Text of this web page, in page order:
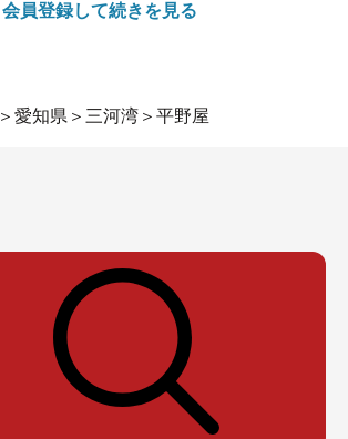
会員登録して続きを見る
＞ 愛知県 ＞ 三河湾 ＞ 平野屋